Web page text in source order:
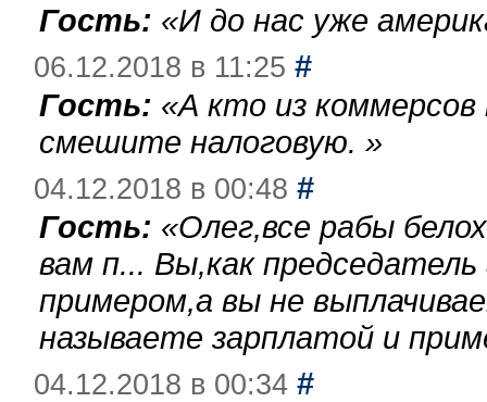
Гость: «И до нас уже
06.12.2018 в 11:25 #
Гость: «А кто из
смешите налоговую. »
04.12.2018 в 00:48 #
Гость: «Олег,все рабы
вам п... Вы,как
примером,а вы не
называете зарплатой и
04.12.2018 в 00:34 #